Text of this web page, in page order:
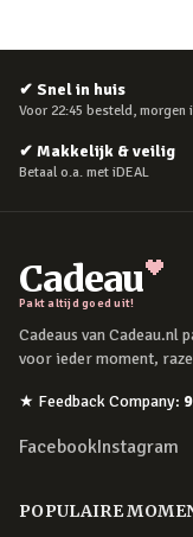
✔ Snel in huis
Voor 22:45 besteld, morgen
✔ Makkelijk & veilig
Betaal o.a. met iDEAL
Cadeau
Pakt altijd goed uit!
Cadeaus van Cadeau.nl
voor ieder moment,
★ Feedback Company:
FacebookInstagram
POPULAIRE